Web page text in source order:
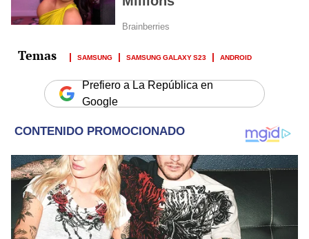
SAMSUNG SAMSUNG GALAXY S23 ANDROID
Prefiero a La República en
Google